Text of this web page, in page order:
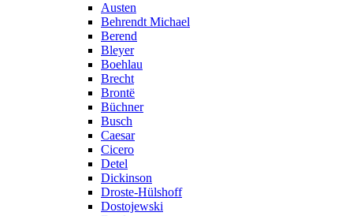
Austen
Behrendt Michael
Berend
Bleyer
Boehlau
Brecht
Brontë
Büchner
Busch
Caesar
Cicero
Detel
Dickinson
Droste-Hülshoff
Dostojewski